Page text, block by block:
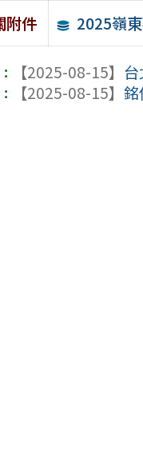
附件
2025嶺
【2025-08-15】
【2025-08-15】